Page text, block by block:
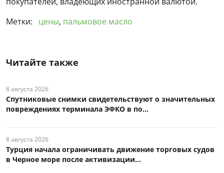
Метки:
цены, пальмовое масло
Читайте также
8 августа 2026
Спутниковые снимки свидетельствуют о значительных
повреждениях терминала ЭФКО в по...
8 августа 2026
Турция начала ограничивать движение торговых судов
в Черное море после активизации...